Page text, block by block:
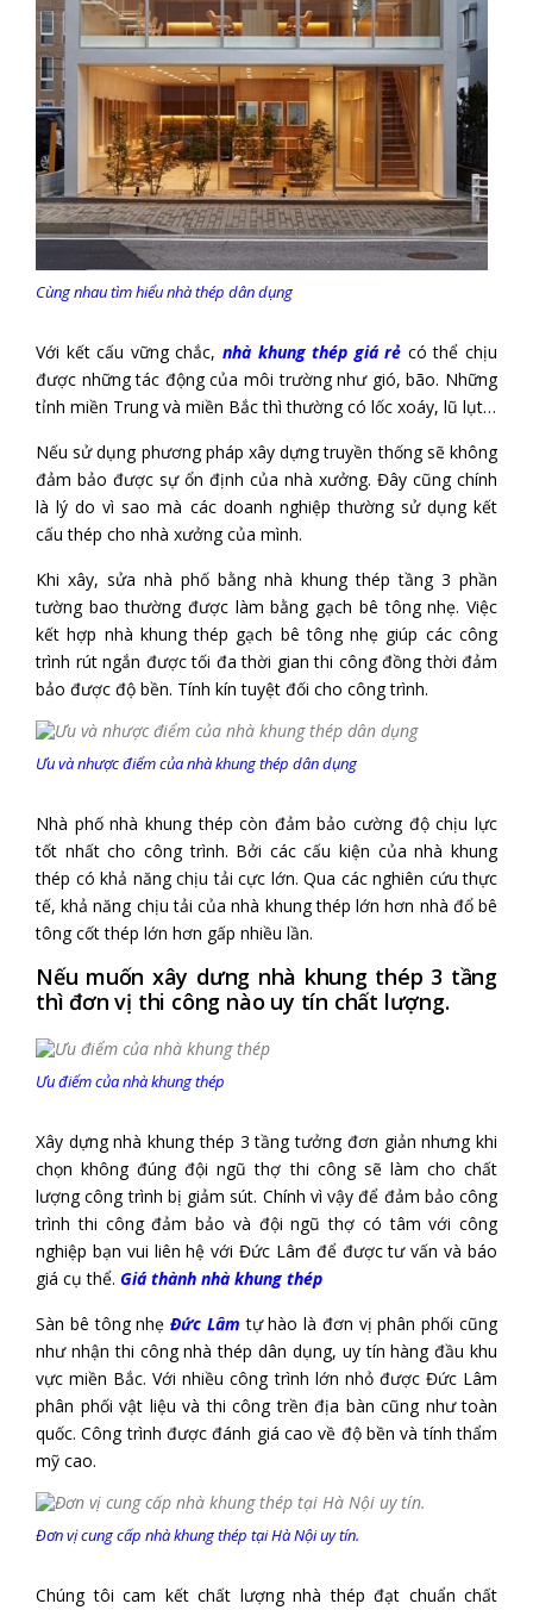
Cùng nhau tìm hiểu nhà thép dân dụng
Với kết cấu vững chắc, nhà khung thép giá rẻ có thể chịu
được những tác động của môi trường như gió, bão. Những
tỉnh miền Trung và miền Bắc thì thường có lốc xoáy, lũ lụt…
Nếu sử dụng phương pháp xây dựng truyền thống sẽ không
đảm bảo được sự ổn định của nhà xưởng. Đây cũng chính
là lý do vì sao mà các doanh nghiệp thường sử dụng kết
cấu thép cho nhà xưởng của mình.
Khi xây, sửa nhà phố bằng nhà khung thép tầng 3 phần
tường bao thường được làm bằng gạch bê tông nhẹ. Việc
kết hợp nhà khung thép gạch bê tông nhẹ giúp các công
trình rút ngắn được tối đa thời gian thi công đồng thời đảm
bảo được độ bền. Tính kín tuyệt đối cho công trình.
Ưu và nhược điểm của nhà khung thép dân dụng
Nhà phố nhà khung thép còn đảm bảo cường độ chịu lực
tốt nhất cho công trình. Bởi các cấu kiện của nhà khung
thép có khả năng chịu tải cực lớn. Qua các nghiên cứu thực
tế, khả năng chịu tải của nhà khung thép lớn hơn nhà đổ bê
tông cốt thép lớn hơn gấp nhiều lần.
Nếu muốn xây dưng nhà khung thép 3 tầng
thì đơn vị thi công nào uy tín chất lượng.
Ưu điểm của nhà khung thép
Xây dựng nhà khung thép 3 tầng tưởng đơn giản nhưng khi
chọn không đúng đội ngũ thợ thi công sẽ làm cho chất
lượng công trình bị giảm sút. Chính vì vậy để đảm bảo công
trình thi công đảm bảo và đội ngũ thợ có tâm với công
nghiệp bạn vui liên hệ với Đức Lâm để được tư vấn và báo
giá cụ thể. Giá thành nhà khung thép
Sàn bê tông nhẹĐức Lâm tự hào là đơn vị phân phối cũng
như nhận thi công nhà thép dân dụng, uy tín hàng đầu khu
vực miền Bắc. Với nhiều công trình lớn nhỏ được Đức Lâm
phân phối vật liệu và thi công trền địa bàn cũng như toàn
quốc. Công trình được đánh giá cao về độ bền và tính thẩm
mỹ cao.
Đơn vị cung cấp nhà khung thép tại Hà Nội uy tín.
Chúng tôi cam kết chất lượng nhà thép đạt chuẩn chất